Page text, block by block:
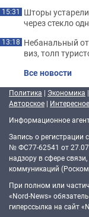
15:31 Шторы
через стекло
13:18 Небанальный
виз, толп
Все новости
Политика | Экономика |
Авторское | Интересное
Информационное
Запись о регистрации
№ ФС77-62541 от
надзору в сфере
коммуникаций
При полном или
«Nord-News»
гиперссылка на сайт